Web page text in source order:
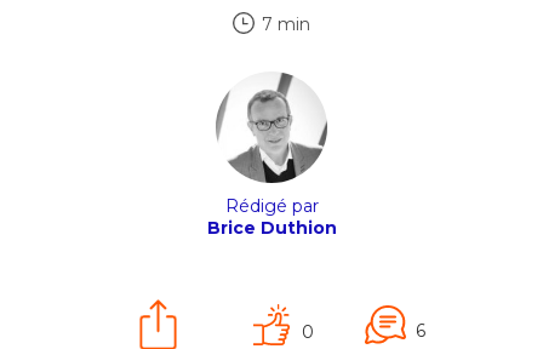
7 min
Rédigé par
Brice Duthion
0 6